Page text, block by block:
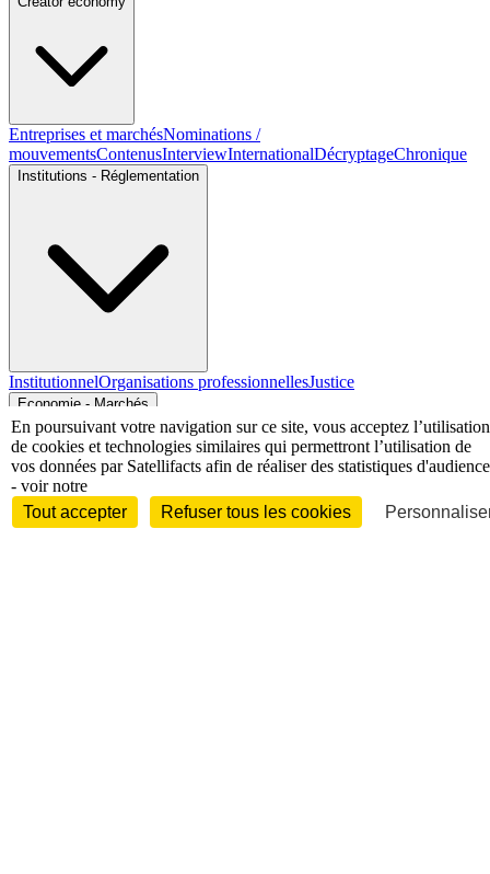
Entreprises et marchésNominations /
mouvementsContenusInterviewInternationalDécryptageChronique
Institutions - Réglementation
InstitutionnelOrganisations professionnellesJustice
Economie - Marchés
En poursuivant votre navigation sur ce site, vous acceptez l’utilisation
de cookies et technologies similaires qui permettront l’utilisation de
vos données par Satellifacts afin de réaliser des statistiques d'audience
- voir notre
Tout accepter
Refuser tous les cookies